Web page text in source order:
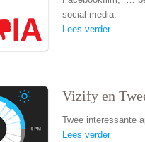
social media.
Lees verder
Vizify en
Twee interessante
Lees verder